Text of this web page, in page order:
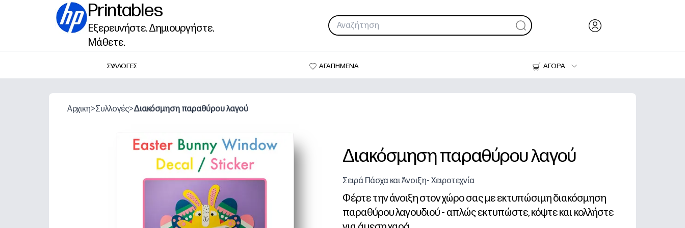
Printables
Εξερευνήστε. Δημιουργήστε.
Μάθετε.
ΣΥΛΛΟΓΕΣ ΑΓΑΠΗΜΕΝΑ
ΑΓΟΡΑ
Εκτυπωτές
Αρχικη>Συλλογές>Διακόσμηση παραθύρου λαγού
Διακόσμηση παραθύρου λαγού
Σειρά Πάσχα και Άνοιξη- Χειροτεχνία
Φέρτε την άνοιξη στον χώρο σας με εκτυπώσιμη διακόσμηση
παραθύρου λαγουδιού - απλώς εκτυπώστε, κόψτε και κολλήστε